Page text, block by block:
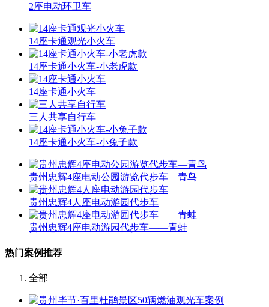
2座电动环卫车
14座卡通观光小火车
14座卡通小火车-小老虎款
14座卡通小火车
三人共享自行车
14座卡通小火车-小兔子款
贵州忠辉4座电动公园游览代步车—青鸟
贵州忠辉4人座电动游园代步车
贵州忠辉4座电动游园代步车——青蛙
热门案例推荐
全部